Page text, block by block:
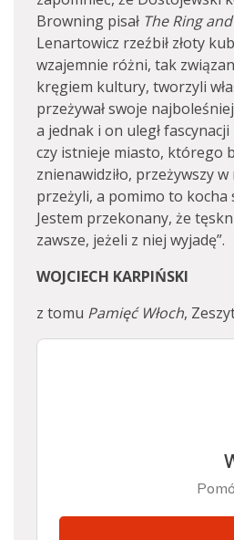
Browning pisał The Ring
Lenartowicz rzeźbił złoty
wzajemnie różni, tak
kręgiem kultury, tworzyli
przeżywał swoje
a jednak i on uległ
czy istnieje miasto, którego
znienawidziło, przeżywszy
przeżyli, a pomimo to kocha
Jestem przekonany, że
zawsze, jeżeli z niej wyjadę”.
WOJCIECH KARPIŃSKI
z tomu Pamięć Włoch,